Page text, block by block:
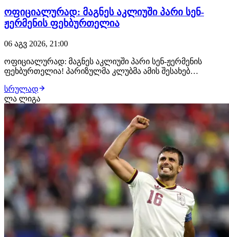
ოფიციალურად: მაგნეს აკლიუში პარი სენ-
ჟერმენის ფეხბურთელია
06 აგვ 2026, 21:00
ოფიციალურად: მაგნეს აკლიუში პარი სენ-ჟერმენის
ფეხბურთელია! პარიზულმა კლუბმა ამის შესახებ
ფრანგმა ვინგერმა პარი სენ-ჟერმენთან კონტრაქტი 2031
წლამდე გააფორმა, მხარეებს შორის კი €50 მილიონიანი
გარიგება შედგა. მაგნეს აკლიუში მონაკოს აკადე…
სრულად
ლა ლიგა